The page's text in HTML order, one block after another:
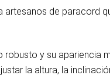
de paracord
y su
la altura, la